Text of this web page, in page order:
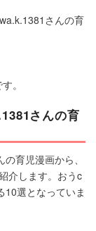
さんの育
。
さんの育
育児漫画から、
介します。おうc
10選となっていま